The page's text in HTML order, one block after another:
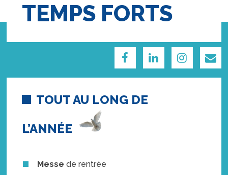
TEMPS FORTS
TOUT AU LONG DE
L’ANNÉE
Messe de rentrée